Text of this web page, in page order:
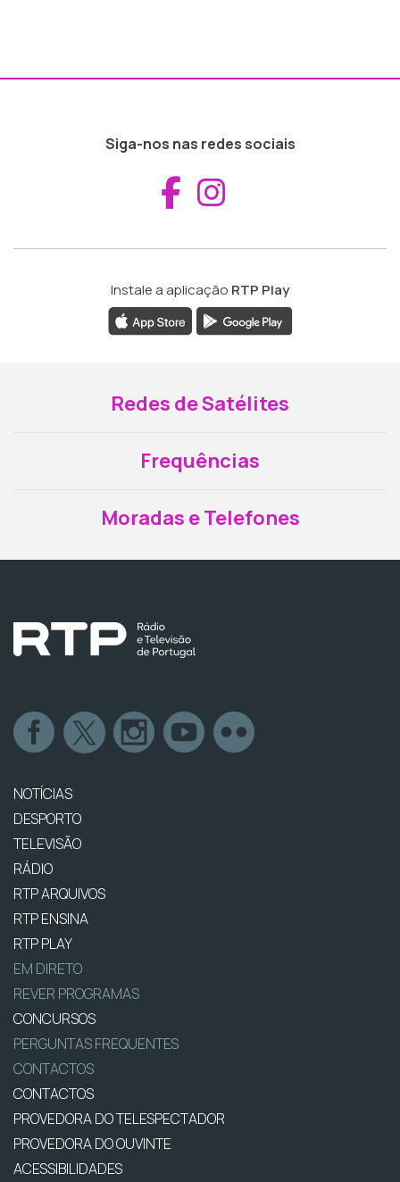
Siga-nos nas redes sociais
Aceder ao
Instale a aplicação RTP Play
Redes de Satélites
Frequências
Moradas e Telefones
NOTÍCIAS
DESPORTO
TELEVISÃO
RÁDIO
RTP ARQUIVOS
RTP ENSINA
RTP PLAY
EM DIRETO
REVER PROGRAMAS
CONCURSOS
PERGUNTAS FREQUENTES
CONTACTOS
CONTACTOS
PROVEDORA DO TELESPECTADOR
PROVEDORA DO OUVINTE
ACESSIBILIDADES